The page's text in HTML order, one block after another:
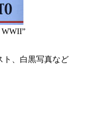
WWII”
ト、白黒写真など